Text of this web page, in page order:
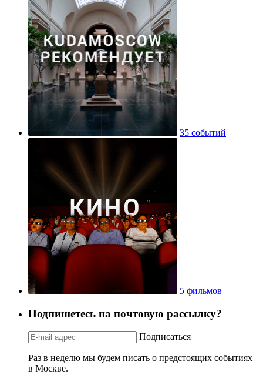
35 событий
5 фильмов
Подпишетесь на почтовую рассылку?
Подписаться
Раз в неделю мы будем писать о предстоящих событиях
в Москве.